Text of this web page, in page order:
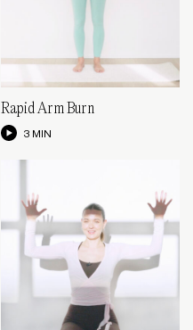
Rapid Arm Burn
3 MIN